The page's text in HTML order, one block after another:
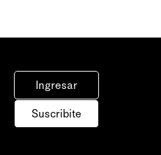
Ingresar
Suscribite